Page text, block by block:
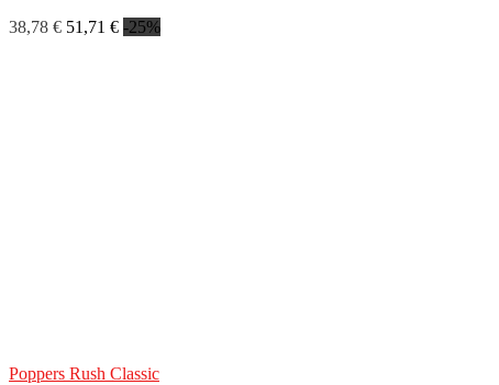
38,78 € 51,71 € -25%
Poppers Rush Classic